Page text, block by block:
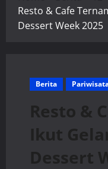
Resto & Cafe
Dessert Week 2025
Berita
Resto &
Ikut
Dessert